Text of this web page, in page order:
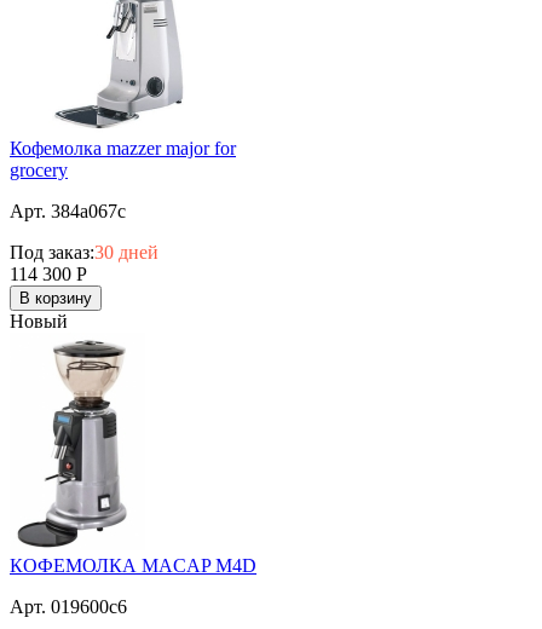
Кофемолка mazzer major for
grocery
Арт. 384a067c
Под заказ:30 дней
114 300 Р
В корзину
Новый
КОФЕМОЛКА MACAP M4D
Арт. 019600c6